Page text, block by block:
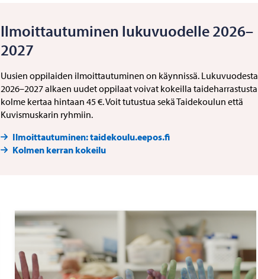
Ilmoittautuminen lukuvuodelle 2026–
2027
Uusien oppilaiden ilmoittautuminen on käynnissä. Lukuvuodesta
2026–2027 alkaen uudet oppilaat voivat kokeilla taideharrastusta
kolme kertaa hintaan 45 €. Voit tutustua sekä Taidekoulun että
Kuvismuskarin ryhmiin.
Ilmoittautuminen: taidekoulu.eepos.fi
Kolmen kerran kokeilu